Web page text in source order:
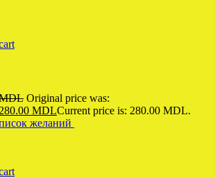
Original price was:
280.00 MDLCurrent price is: 280.00 MDL.
желаний